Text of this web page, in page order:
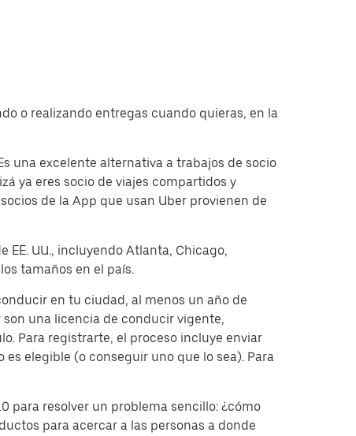
o realizando entregas cuando quieras, en la
una excelente alternativa a trabajos de socio
ya eres socio de viajes compartidos y
de la App que usan Uber provienen de
UU., incluyendo Atlanta, Chicago,
tamaños en el país.
en tu ciudad, al menos un año de
una licencia de conducir vigente,
Para registrarte, el proceso incluye enviar
elegible (o conseguir uno que lo sea). Para
para resolver un problema sencillo: ¿cómo
para acercar a las personas a donde